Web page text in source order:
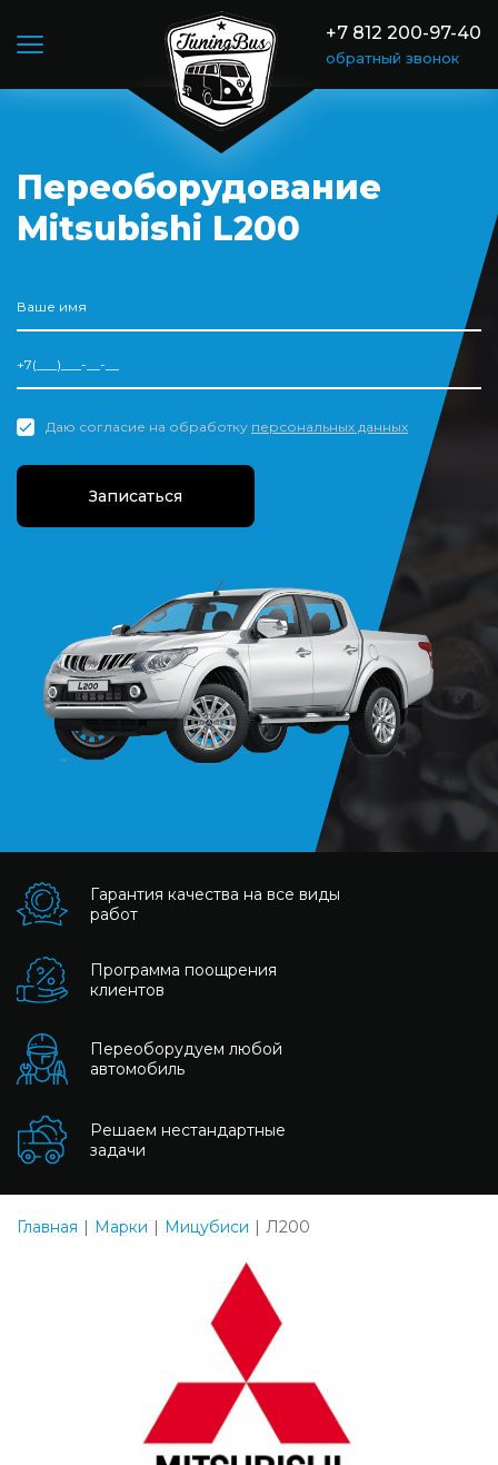
+7 812 200-97-40
обратный звонок
Переоборудование
Mitsubishi L200
Даю согласие на обработку персональных данных
Записаться
Гарантия качества на все виды
работ
Программа поощрения
клиентов
Переоборудуем любой
автомобиль
Решаем нестандартные
задачи
Главная Марки Мицубиси Л200